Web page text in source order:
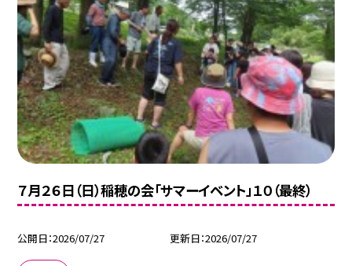
７月２６日（日）稲穂の会「サマーイベント」１０（最終）
公開日 2026/07/27 更新日 2026/07/27